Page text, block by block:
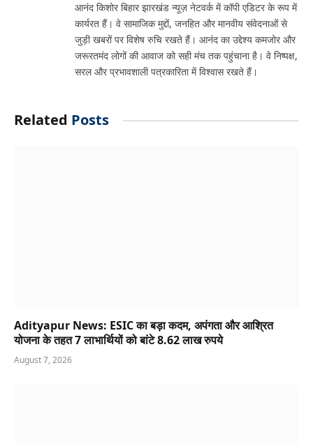
आनंद किशोर बिहार झारखंड न्यूज़ नेटवर्क में कॉपी एडिटर के रूप में
कार्यरत हैं। वे सामाजिक मुद्दों, जनहित और मानवीय संवेदनाओं से
जुड़ी खबरों पर विशेष रुचि रखते हैं। आनंद का उद्देश्य कमजोर और
जरूरतमंद लोगों की आवाज को सही मंच तक पहुंचाना है। वे निष्पक्ष,
सरल और प्रभावशाली पत्रकारिता में विश्वास रखते हैं।
Related Posts
Adityapur News: ESIC का बड़ा कदम, अपंगता और आश्रित
योजना के तहत 7 लाभार्थियों को बांटे 8.62 लाख रुपये
August 7, 2026